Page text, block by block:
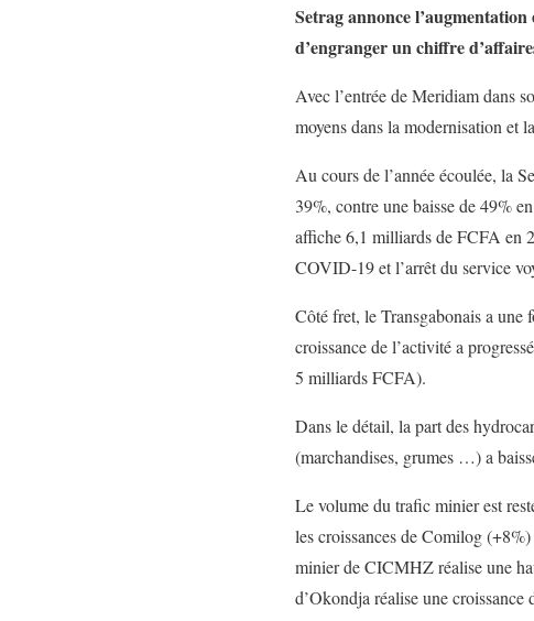
Setrag annonce
d’engranger un chiffre
Avec l’entrée de Meridiam dans
moyens dans la modernisation et
Au cours de l’année écoulée, la
39%, contre une baisse de 49%
affiche 6,1 milliards de FCFA en
COVID-19 et l’arrêt du service
Côté fret, le Transgabonais a une
croissance de l’activité a
5 milliards FCFA).
Dans le détail, la part des
(marchandises, grumes …) a
Le volume du trafic minier est
les croissances de Comilog
minier de CICMHZ réalise une
d’Okondja réalise une